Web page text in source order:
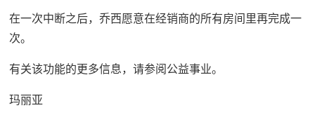
在一次中断之后，乔西愿意在经销商的所有房间里再完成一
次。
有关该功能的更多信息，请参阅公益事业。
玛丽亚